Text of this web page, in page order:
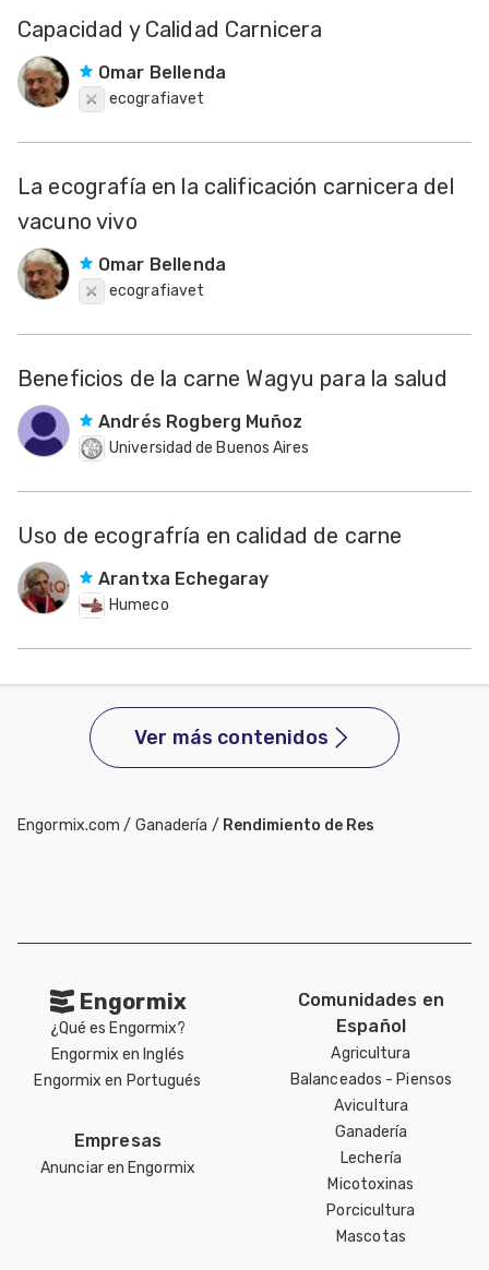
Capacidad y Calidad Carnicera
Omar Bellenda
ecografiavet
La ecografía en la calificación carnicera del
vacuno vivo
Omar Bellenda
ecografiavet
Beneficios de la carne Wagyu para la salud
Andrés Rogberg Muñoz
Universidad de Buenos Aires
Uso de ecografría en calidad de carne
Arantxa Echegaray
Humeco
Ver más contenidos
Engormix.com / Ganadería / Rendimiento de Res
Engormix
¿Qué es Engormix?
Engormix en Inglés
Engormix en Portugués
Empresas
Anunciar en Engormix
Comunidades en
Español
Agricultura
Balanceados - Piensos
Avicultura
Ganadería
Lechería
Micotoxinas
Porcicultura
Mascotas